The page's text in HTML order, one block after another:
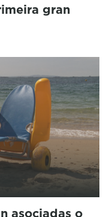
gran
asociadas o